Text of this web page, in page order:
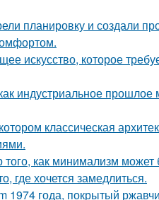
планировку и создали
искусство, которое
индустриальное
классическая
того, как минимализм
где хочется замедлиться.
1974 года, покрытый